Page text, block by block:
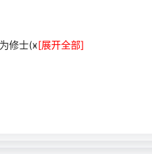
修士(ӿ[展开全部]